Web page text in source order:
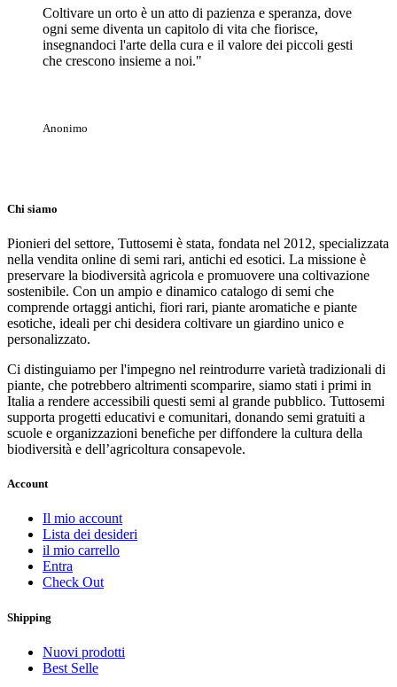
Coltivare un orto è un atto di pazienza e speranza, dove
ogni seme diventa un capitolo di vita che fiorisce,
insegnandoci l'arte della cura e il valore dei piccoli gesti
che crescono insieme a noi."
Anonimo
Chi siamo
Pionieri del settore, Tuttosemi è stata, fondata nel 2012, specializzata
nella vendita online di semi rari, antichi ed esotici. La missione è
preservare la biodiversità agricola e promuovere una coltivazione
sostenibile. Con un ampio e dinamico catalogo di semi che
comprende ortaggi antichi, fiori rari, piante aromatiche e piante
esotiche, ideali per chi desidera coltivare un giardino unico e
personalizzato.
Ci distinguiamo per l'impegno nel reintrodurre varietà tradizionali di
piante, che potrebbero altrimenti scomparire, siamo stati i primi in
Italia a rendere accessibili questi semi al grande pubblico. Tuttosemi
supporta progetti educativi e comunitari, donando semi gratuiti a
scuole e organizzazioni benefiche per diffondere la cultura della
biodiversità e dell’agricoltura consapevole.
Account
Il mio account
Lista dei desideri
il mio carrello
Entra
Check Out
Shipping
Nuovi prodotti
Best Selle